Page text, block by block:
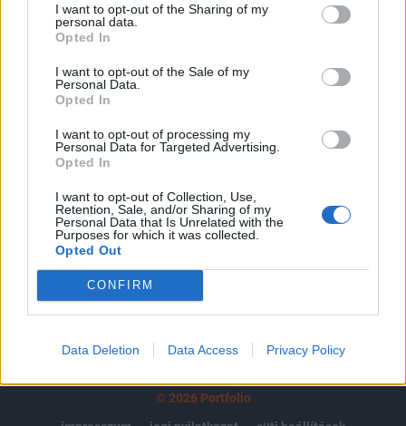
I want to opt-out of the Sharing of my
personal data.
Opted In
I want to opt-out of the Sale of my
Personal Data.
Opted In
I want to opt-out of processing my
Personal Data for Targeted Advertising.
Opted In
I want to opt-out of Collection, Use,
Retention, Sale, and/or Sharing of my
Personal Data that Is Unrelated with the
Purposes for which it was collected.
Opted Out
CONFIRM
Data Deletion Data Access Privacy Policy
tartozik, melynek olvasása előfizetéses
regisztrációhoz kötött.
Az előfizetés a következőket tartalmazza:
Portfolio.hu teljes cikkarchívum
kötéslistái
Előfizetés
MÁR ELŐFIZETŐNK VAGY?
© 2026 Portfolio